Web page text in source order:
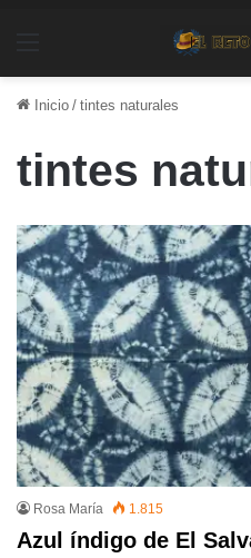
Inicio / tintes naturales
tintes
Rosa María 1.815
Azul índigo de El